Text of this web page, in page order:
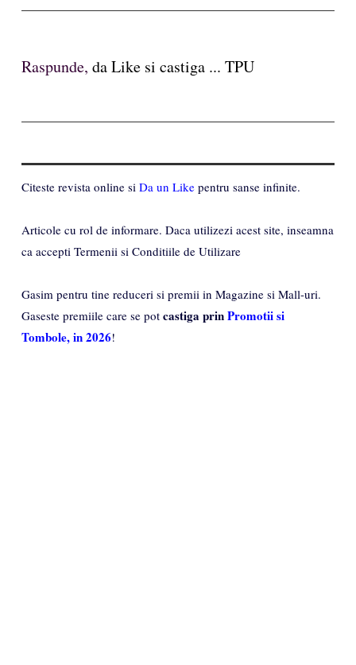
Raspunde, da Like si castiga ... TPU
Citeste revista online si Da un Like pentru sanse infinite.
Articole cu rol de informare. Daca utilizezi acest site, inseamna
ca accepti Termenii si Conditiile de Utilizare
Gasim pentru tine reduceri si premii in Magazine si Mall-uri.
Gaseste premiile care se pot castiga prinPromotii si
Tombole, in 2026!